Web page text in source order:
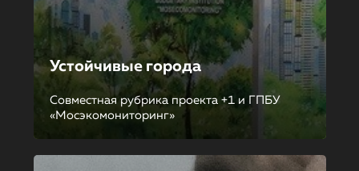
Устойчивые города
Совместная рубрика проекта +1 и ГПБУ
«Мосэкомониторинг»